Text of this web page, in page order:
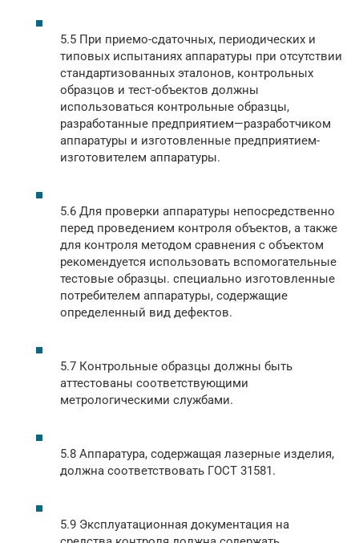
5.5 При приемо-сдаточных, периодических и
типовых испытаниях аппаратуры при отсутствии
стандартизованных эталонов, контрольных
образцов и тест-объектов должны
использоваться контрольные образцы,
разработанные предприятием—разработчиком
аппаратуры и изготовленные предприятием-
изготовителем аппаратуры.
5.6 Для проверки аппаратуры непосредственно
перед проведением контроля объектов, а также
для контроля методом сравнения с объектом
рекомендуется использовать вспомогательные
тестовые образцы. специально изготовленные
потребителем аппаратуры, содержащие
определенный вид дефектов.
5.7 Контрольные образцы должны быть
аттестованы соответствующими
метрологическими службами.
5.8 Аппаратура, содержащая лазерные изделия,
должна соответствовать ГОСТ 31581.
5.9 Эксплуатационная документация на